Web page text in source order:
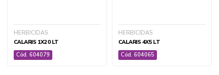
HERBICIDAS
CALARIS 1X20 LT
Cód. 604079
HERBICIDAS
CALARIS 4X5 LT
Cód. 604065
DEFENSIVOS
SEMENTES